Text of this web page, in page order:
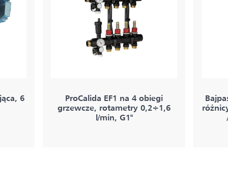
6
ProCalida EF1 na 4 obiegi
grzewcze, rotametry 0,2÷1,6
l/min, G1"